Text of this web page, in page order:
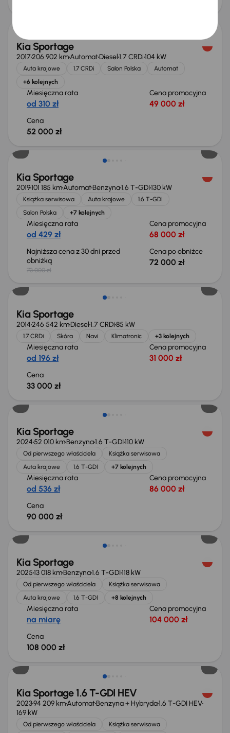
Kia Sportage
2017206 902 kmAutomatDiesel1.7 CRDi104 kW
Auta krajowe 1.7 CRDi Salon Polska
Automat
+6 kolejnych
Miesięczna rata
od 310 zł
Cena promocyjna
49 000 zł
Cena
52 000 zł
Świeżo skupione
Kia Sportage
2019101 185 kmAutomatBenzyna1.6 T-GDI130 kW
Książka serwisowa Auta krajowe
1.6 T-GDI
Salon Polska
+7 kolejnych
Miesięczna rata
od 429 zł
Cena promocyjna
68 000 zł
Najniższa cena z 30 dni przed
obniżką
73 000 zł
Cena po obniżce
72 000 zł
Świeżo skupione
Kia Sportage
2014246 542 kmDiesel1.7 CRDi85 kW
1.7 CRDi Skóra Navi Klimatronic +3 kolejnych
Miesięczna rata
od 196 zł
Cena promocyjna
31 000 zł
Cena
33 000 zł
Kia Sportage
202452 010 kmBenzyna1.6 T-GDI110 kW
Od pierwszego właściciela
Książka serwisowa
Auta krajowe
1.6 T-GDI +7 kolejnych
Miesięczna rata
od 536 zł
Cena promocyjna
86 000 zł
Cena
90 000 zł
Kia Sportage
202513 018 kmBenzyna1.6 T-GDI118 kW
Od pierwszego właściciela
Książka serwisowa
Auta krajowe
1.6 T-GDI +8 kolejnych
Miesięczna rata
na miarę
Cena promocyjna
104 000 zł
Cena
108 000 zł
Świeżo skupione
Kia Sportage 1.6 T-GDI HEV
202394 209 kmAutomatBenzyna + Hybryda1.6 T-GDI HEV
169 kW
Od pierwszego właściciela Książka serwisowa